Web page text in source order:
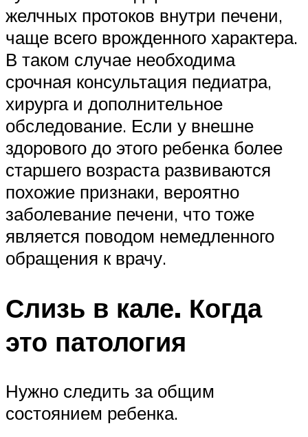
желчных протоков внутри печени,
чаще всего врожденного характера.
В таком случае необходима
срочная консультация педиатра,
хирурга и дополнительное
обследование. Если у внешне
здорового до этого ребенка более
старшего возраста развиваются
похожие признаки, вероятно
заболевание печени, что тоже
является поводом немедленного
обращения к врачу.
Слизь в кале. Когда
это патология
Нужно следить за общим
состоянием ребенка.